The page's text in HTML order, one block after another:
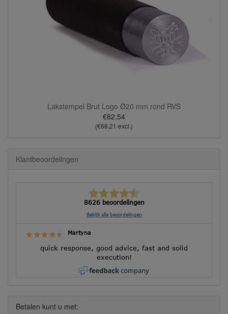
Lakstempel Brut Logo Ø20 mm rond RVS
€82,54
(€68,21 excl.)
Klantbeoordelingen
8626 beoordelingen
Bekijk alle beoordelingen
Martyna
quick response, good advice, fast and solid
execution!
Betalen kunt u met: